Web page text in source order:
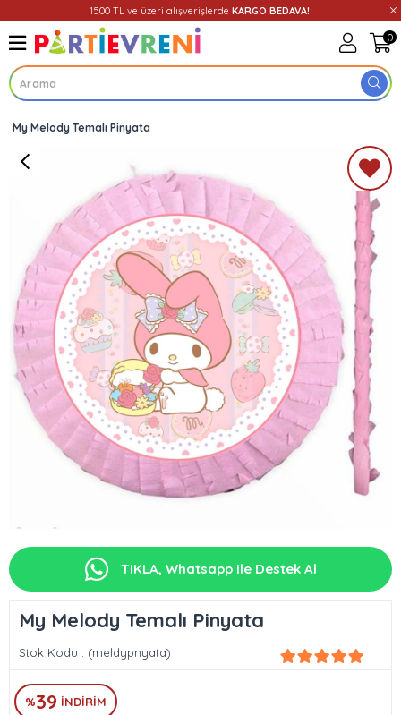
1500 TL ve üzeri alışverişlerde KARGO BEDAVA!
0
Üye Girişi
My Melody Temalı Pinyata
TIKLA, Whatsapp ile Destek Al
My Melody Temalı Pinyata
Stok Kodu (meldypnyata)
%39 İNDIRIM